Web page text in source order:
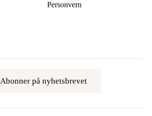
Personvern
Abonner på nyhetsbrevet